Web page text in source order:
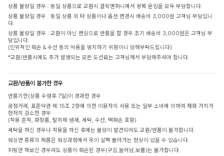
상품 불량일 경우 : 동일 상품으로 교환시 클릭앤퍼니에서 왕복 운임을 모두 부담합니다.
상품 불량일 경우 : 동일 상품 외 타 상품이나 옵션 변경시 배송비 3,000원 고객님 부담입니
다.
상품 불량일 경우 : 교환이 아닌 변심으로 반품을 할 경우 초기 배송비 3,000원은 고객님 부
담입니다.
(인위적인 훼손 & 수선 등의 악용을 방지하기 위함이니 양해부탁드립니다)
*교환/반품시에도 추가 발생되는 모든 도선료는 고객님께서 부담해주셔야 합니다.
교환/반품이 불가한 경우
반품기한(상품 수령후 7일)이 경과한 경우
공정거래, 표준약관 제 15조 2항에 의한 이용자의 사용 또는 일부 소비에 의하여 재화 가치가
현저히 감소한 경우
(착용 흔적, 화장품, 탈취제 냄새, 세탁, 수선, 택훼손 포함)
세탁을 하신 경우나 착용을 하신 후에는 불량이 발견되어도 교환/반품이 불가합니다.
워싱면 종류의 제품은 워싱과정에서 옷이 살짝 돌아가는 현상이 있을 수 있습니다.
피팅만 해보신 경우라도 상품이 훼손된 경우(구김,늘어남,보풀)는 불가합니다.